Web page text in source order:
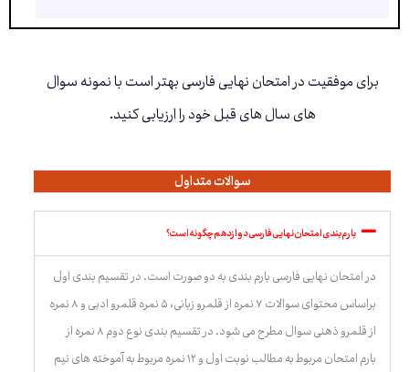
برای موفقیت در امتحان نهایی فارسی بهتر است با نمونه سوال
های سال های قبل خود را ارزیابی کنید.
سوالات متداول
بارم بندی امتحان نهایی فارسی دوازدهم چگونه است؟
در امتحان نهایی فارسی بارم بندی به دو صورت است. در تقسیم بندی اول
براساس محتوای سوالات ۷ نمره از قلمرو زبانی، ۵ نمره قلمرو ادبی و ۸ نمره
از قلمرو ذهنی سوال مطرح می شود. در تقسیم بندی نوع دوم ۸ نمره از
بارم امتحان مربوط به مطالب نوبت اول و ۱۲ نمره مربوط به آموخته های نیم